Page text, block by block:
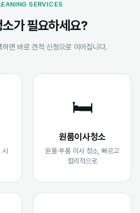
SERVICES
가 필요하세요?
하면 바로 견적 신청으로 이어집니다.
시
🛏️
원룸이사청소
원룸·투룸 이사 청소, 빠르고
합리적으로